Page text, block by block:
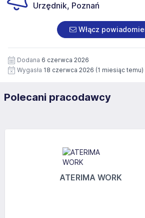
Urzędnik, Poznań
Włącz
Dodana 6 czerwca 2026
Wygasła 18 czerwca 2026 (1 miesiąc temu)
Polecani pracodawcy
ATERIMA WORK